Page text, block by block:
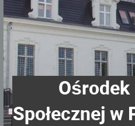
Społecznej w